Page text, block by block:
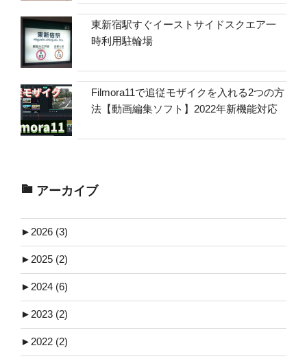
東新宿駅すぐイーストサイドスクエア一
時利用駐輪場
Filmora11で追従モザイクを入れる2つの方
法【動画編集ソフト】2022年新機能対応
アーカイブ
► 2026 (3)
► 2025 (2)
► 2024 (6)
► 2023 (2)
► 2022 (2)